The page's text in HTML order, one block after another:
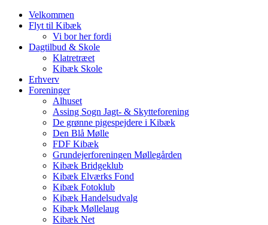
Velkommen
Flyt til Kibæk
Vi bor her fordi
Dagtilbud & Skole
Klatretræet
Kibæk Skole
Erhverv
Foreninger
Alhuset
Assing Sogn Jagt- & Skytteforening
De grønne pigespejdere i Kibæk
Den Blå Mølle
FDF Kibæk
Grundejerforeningen Møllegården
Kibæk Bridgeklub
Kibæk Elværks Fond
Kibæk Fotoklub
Kibæk Handelsudvalg
Kibæk Møllelaug
Kibæk Net